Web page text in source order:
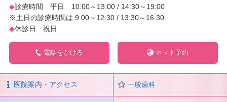
◆診療時間 平日 10:00～13:00 / 14:30～19:00
※土日の診療時間は 9:00～12:30 / 13:30～16:30
◆休診日 祝日
電話をかける ネット予約
医院案内・アクセス 一般歯科